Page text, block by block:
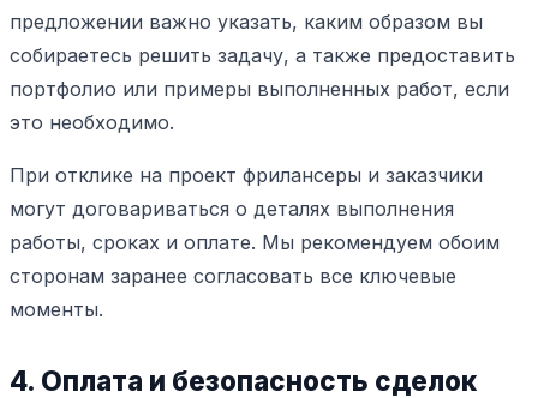
предложении важно указать, каким образом вы
собираетесь решить задачу, а также предоставить
портфолио или примеры выполненных работ, если
это необходимо.
При отклике на проект фрилансеры и заказчики
могут договариваться о деталях выполнения
работы, сроках и оплате. Мы рекомендуем обоим
сторонам заранее согласовать все ключевые
моменты.
4. Оплата и безопасность сделок